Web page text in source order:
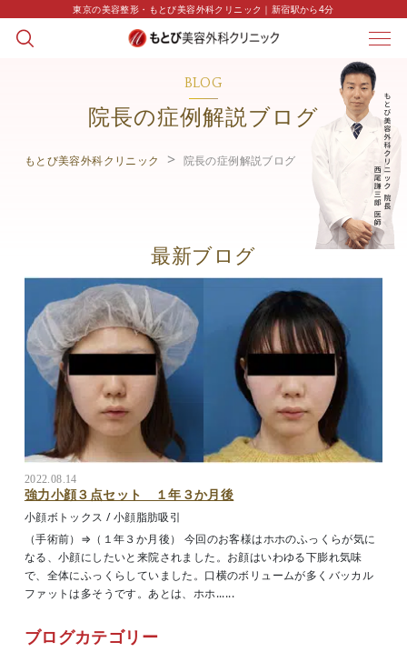
東京の美容整形・もとび美容外科クリニック｜新宿駅から4分
BLOG
院長の症例解説ブログ
もとび美容外科クリニック 院長の症例解説ブログ
最新ブログ
2022.08.14
強力小顔３点セット １年３か月後
小顔ボトックス /小顔脂肪吸引
（手術前）⇒（１年３か月後） 今回のお客様はホホのふっくらが気に
なる、小顔にしたいと来院されました。お顔はいわゆる下膨れ気味
で、全体にふっくらしていました。口横のボリュームが多くバッカル
ファットは多そうです。あとは、ホホ......
ブログカテゴリー